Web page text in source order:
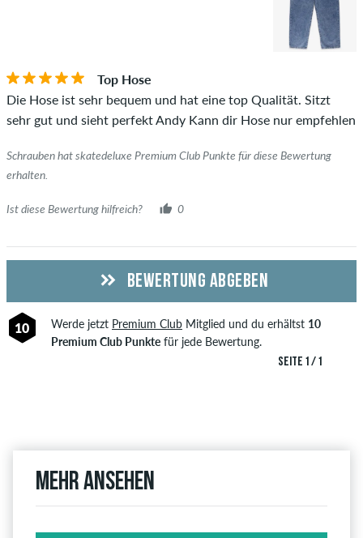
Top Hose
Die Hose ist sehr bequem und hat eine top Qualität. Sitzt
sehr gut und sieht perfekt Andy Kann dir Hose nur empfehlen
Schrauben hat skatedeluxe Premium Club Punkte für diese Bewertung
erhalten.
Ist diese Bewertung hilfreich? 0
SEITE 1 / 1
BEWERTUNG ABGEBEN
10 Werde jetzt Premium ClubMitglied und du erhältst 10
Premium Club Punktefür jede Bewertung.
Mehr ansehen